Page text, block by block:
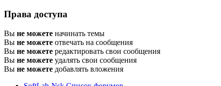
Права доступа
Вы не можете начинать темы
Вы не можете отвечать на сообщения
Вы не можете редактировать свои сообщения
Вы не можете удалять свои сообщения
Вы не можете добавлять вложения